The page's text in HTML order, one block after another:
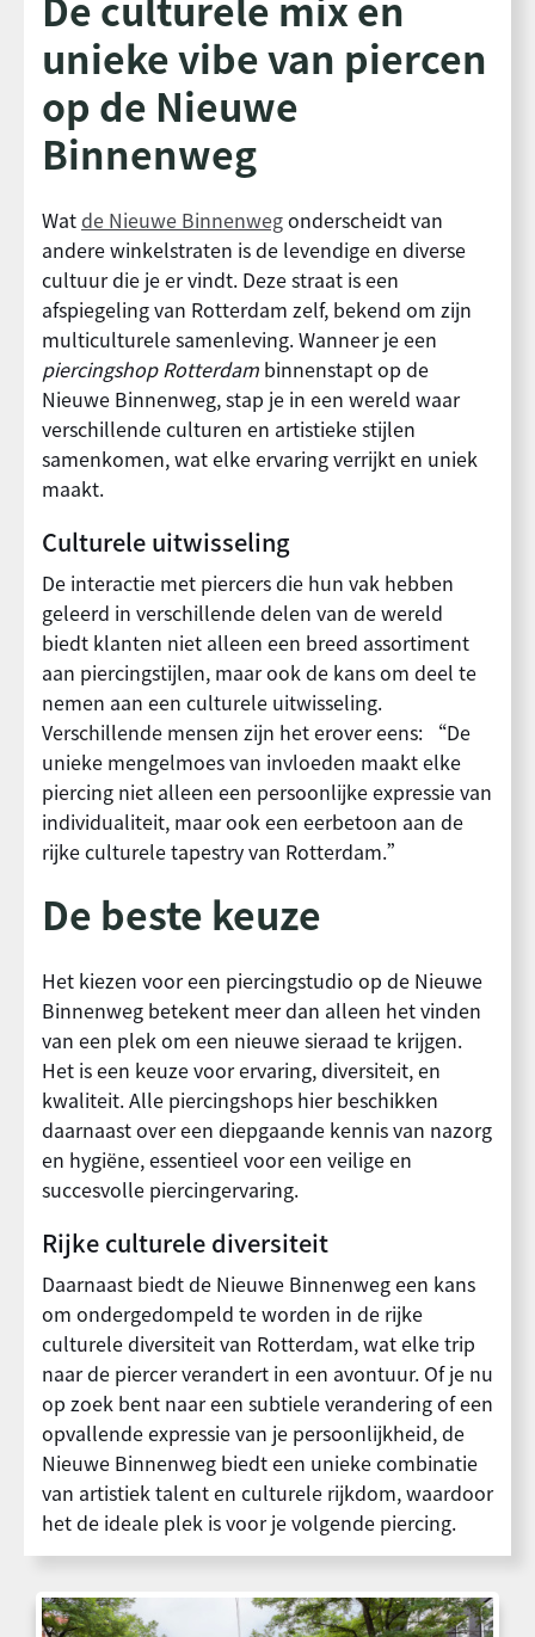
unieke vibe van piercen
op de Nieuwe
Binnenweg
Wat de Nieuwe Binnenwegonderscheidt van
andere winkelstraten is de levendige en diverse
cultuur die je er vindt. Deze straat is een
afspiegeling van Rotterdam zelf, bekend om zijn
multiculturele samenleving. Wanneer je een
piercingshop Rotterdam binnenstapt op de
Nieuwe Binnenweg, stap je in een wereld waar
verschillende culturen en artistieke stijlen
samenkomen, wat elke ervaring verrijkt en uniek
maakt.
Culturele uitwisseling
De interactie met piercers die hun vak hebben
geleerd in verschillende delen van de wereld
biedt klanten niet alleen een breed assortiment
aan piercingstijlen, maar ook de kans om deel te
nemen aan een culturele uitwisseling.
Verschillende mensen zijn het erover eens: “De
unieke mengelmoes van invloeden maakt elke
piercing niet alleen een persoonlijke expressie van
individualiteit, maar ook een eerbetoon aan de
rijke culturele tapestry van Rotterdam.”
De beste keuze
Het kiezen voor een piercingstudio op de Nieuwe
Binnenweg betekent meer dan alleen het vinden
van een plek om een nieuwe sieraad te krijgen.
Het is een keuze voor ervaring, diversiteit, en
kwaliteit. Alle piercingshops hier beschikken
daarnaast over een diepgaande kennis van nazorg
en hygiëne, essentieel voor een veilige en
succesvolle piercingervaring.
Rijke culturele diversiteit
Daarnaast biedt de Nieuwe Binnenweg een kans
om ondergedompeld te worden in de rijke
culturele diversiteit van Rotterdam, wat elke trip
naar de piercer verandert in een avontuur. Of je nu
op zoek bent naar een subtiele verandering of een
opvallende expressie van je persoonlijkheid, de
Nieuwe Binnenweg biedt een unieke combinatie
van artistiek talent en culturele rijkdom, waardoor
het de ideale plek is voor je volgende piercing.